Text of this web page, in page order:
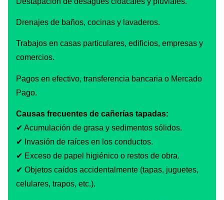
Drenajes de baños, cocinas y lavaderos.
Trabajos en casas particulares, edificios, empresas y
comercios.
Pagos en efectivo, transferencia bancaria o Mercado
Pago.
Causas frecuentes de cañerías tapadas:
✔ Acumulación de grasa y sedimentos sólidos.
✔ Invasión de raíces en los conductos.
✔ Exceso de papel higiénico o restos de obra.
✔ Objetos caídos accidentalmente (tapas, juguetes,
celulares, trapos, etc.).